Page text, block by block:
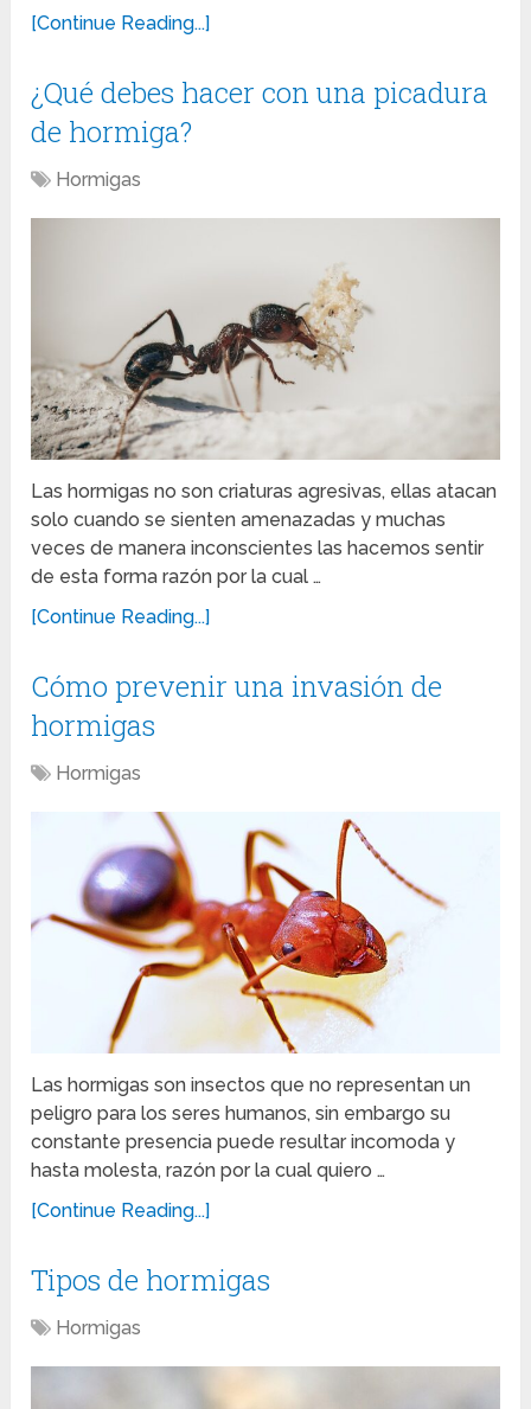
[Continue Reading...]
¿Qué debes hacer con una picadura
de hormiga?
Hormigas
Las hormigas no son criaturas agresivas, ellas atacan
solo cuando se sienten amenazadas y muchas
veces de manera inconscientes las hacemos sentir
de esta forma razón por la cual …
[Continue Reading...]
Cómo prevenir una invasión de
hormigas
Hormigas
Las hormigas son insectos que no representan un
peligro para los seres humanos, sin embargo su
constante presencia puede resultar incomoda y
hasta molesta, razón por la cual quiero …
[Continue Reading...]
Tipos de hormigas
Hormigas